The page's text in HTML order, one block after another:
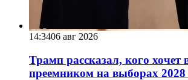
14:3406 авг 2026
Трамп рассказал, кого хочет
преемником на выборах 2028